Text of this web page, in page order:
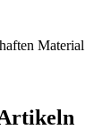
Material